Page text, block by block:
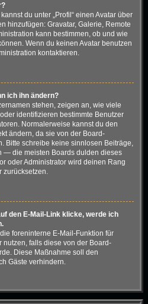
du unter „Profil“ einen Avatar über
hinzufügen: Gravatar, Galerie, Remote
kann bestimmen, ob und wie
Wenn du keinen Avatar benutzen
kontaktieren.
ich ihn ändern?
stehen, zeigen an, wie viele
identifizieren bestimmte Benutzer
Normalerweise kannst du den
ändern, da sie von der Board-
Bitte schreibe keine sinnlosen Beiträge,
— die meisten Boards dulden dieses
oder Administrator wird deinen Rang
den E-Mail-Link klicke, werde ich
foreninterne E-Mail-Funktion für
falls diese von der Board-
Diese Maßnahme soll den
Gäste verhindern.